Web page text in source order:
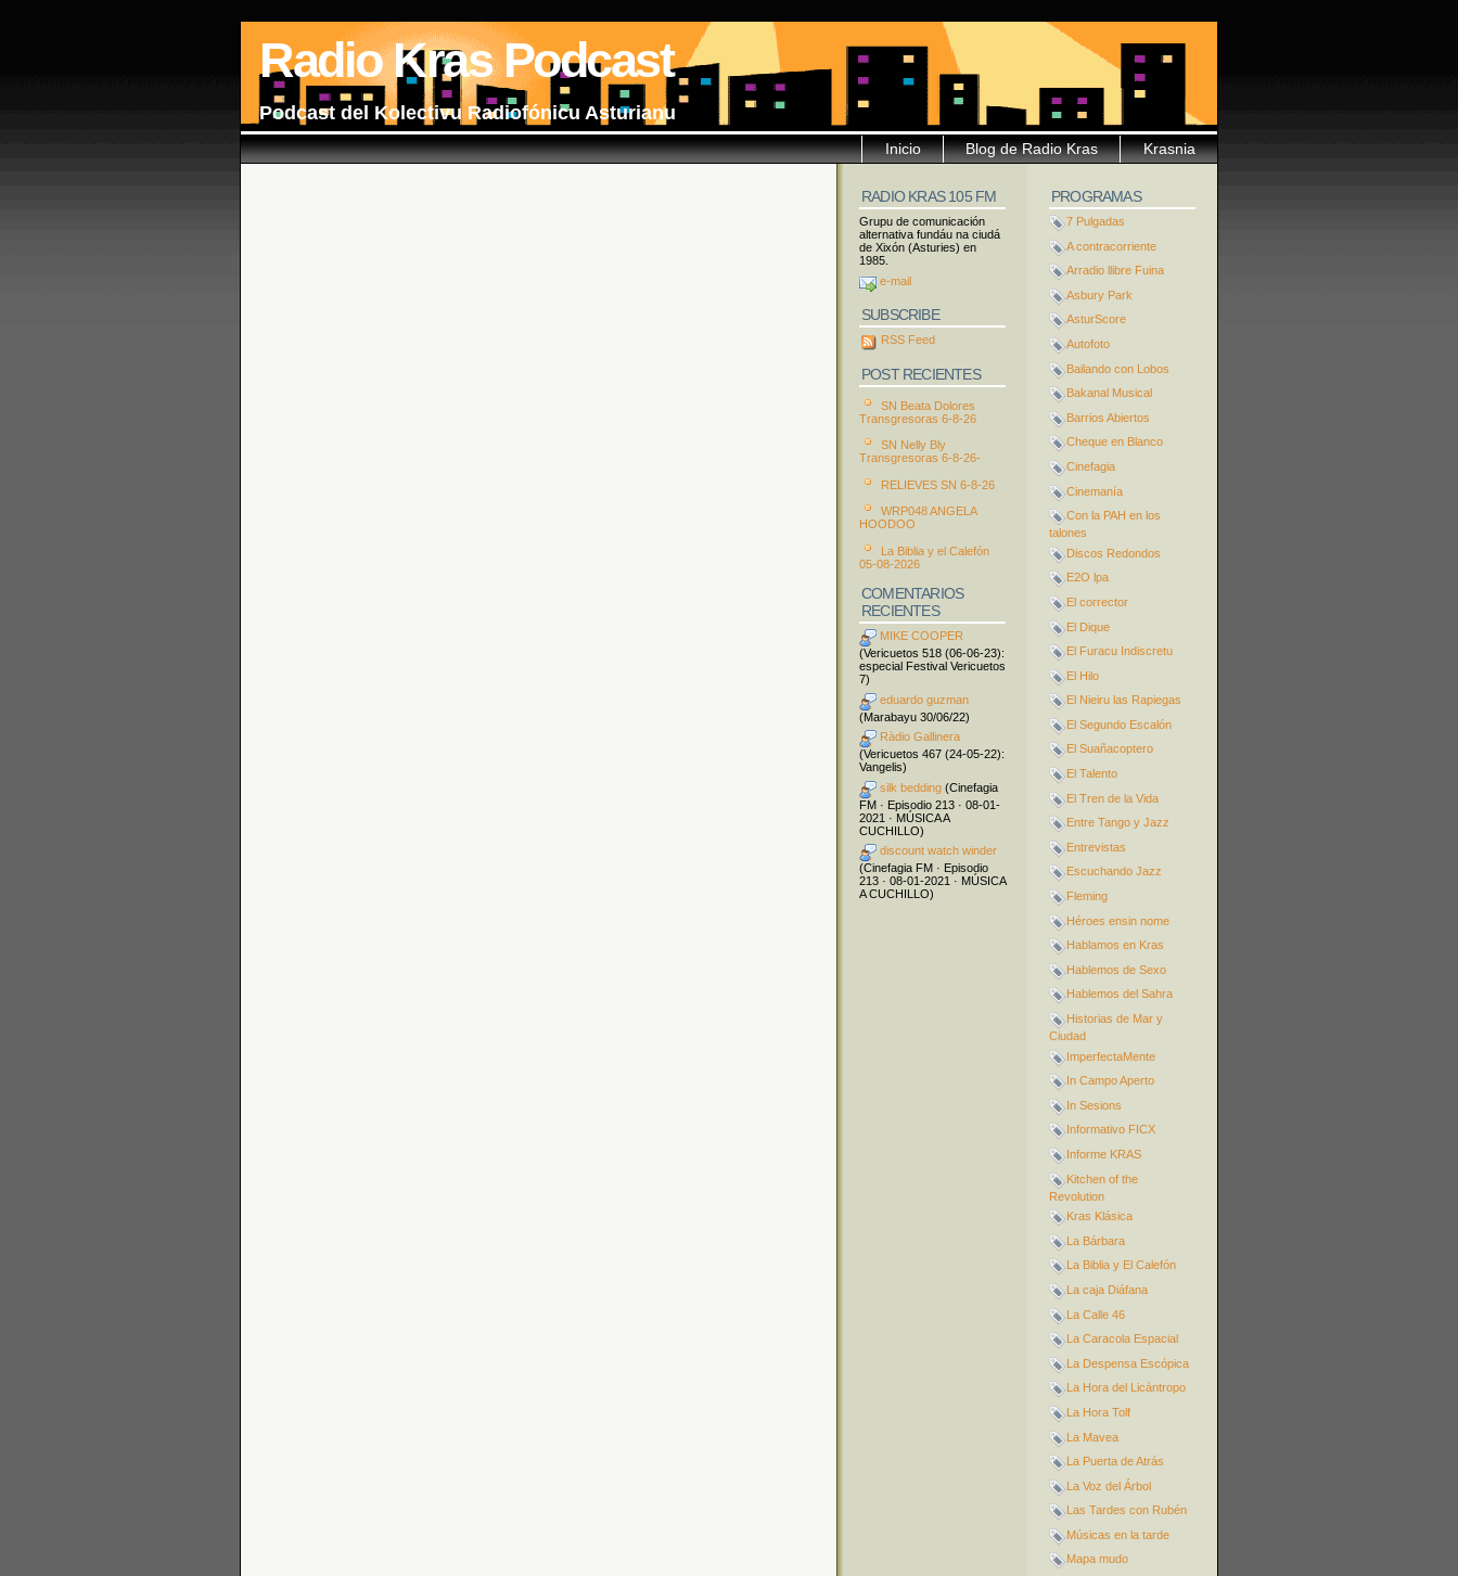
Radio Kras Podcast
Podcast del Kolectivu Radiofónicu Asturianu
Krasnia
Blog de Radio Kras
Inicio
PROGRAMAS
7 Pulgadas
A contracorriente
Arradio llibre Fuina
Asbury Park
AsturScore
Autofoto
Bailando con Lobos
Bakanal Musical
Barrios Abiertos
Cheque en Blanco
Cinefagia
Cinemanía
Con la PAH en los
talones
Discos Redondos
E2O lpa
El corrector
El Dique
El Furacu Indiscretu
El Hilo
El Nieiru las Rapiegas
El Segundo Escalón
El Suañacoptero
El Talento
El Tren de la Vida
Entre Tango y Jazz
Entrevistas
Escuchando Jazz
Fleming
Héroes ensin nome
Hablamos en Kras
Hablemos de Sexo
Hablemos del Sahra
Historias de Mar y
Ciudad
ImperfectaMente
In Campo Aperto
In Sesions
Informativo FICX
Informe KRAS
Kitchen of the
Revolution
Kras Klásica
La Bárbara
La Biblia y El Calefón
La caja Diáfana
La Calle 46
La Caracola Espacial
La Despensa Escópica
La Hora del Licántropo
La Hora Tolf
La Mavea
La Puerta de Atrás
La Voz del Árbol
Las Tardes con Rubén
Músicas en la tarde
Mapa mudo
RADIO KRAS 105 FM
Grupu de comunicación
alternativa fundáu na ciudá
de Xixón (Asturies) en
1985.
e-mail
SUBSCRIBE
RSS Feed
POST RECIENTES
SN Beata Dolores
Transgresoras 6-8-26
SN Nelly Bly
Transgresoras 6-8-26-
RELIEVES SN 6-8-26
WRP048 ANGELA
HOODOO
La Biblia y el Calefón
05-08-2026
COMENTARIOS
RECIENTES
MIKE COOPER
(Vericuetos 518 (06-06-23):
especial Festival Vericuetos
7)
eduardo guzman
(Marabayu 30/06/22)
Ràdio Gallinera
(Vericuetos 467 (24-05-22):
Vangelis)
silk bedding (Cinefagia
FM · Episodio 213 · 08-01-
2021 · MÚSICA A
CUCHILLO)
discount watch winder
(Cinefagia FM · Episodio
213 · 08-01-2021 · MÚSICA
A CUCHILLO)